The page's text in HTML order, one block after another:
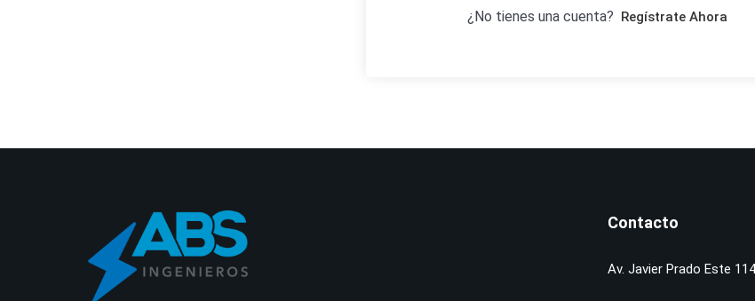
¿No tienes una cuenta? Regístrate Ahora
Contacto
Av. Javier Prado Este